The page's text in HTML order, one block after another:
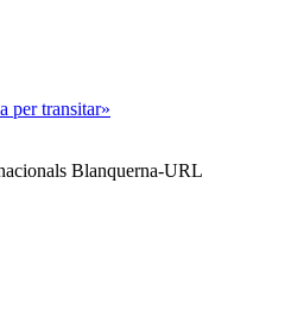
per transitar»
Blanquerna-URL